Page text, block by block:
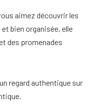
aimez découvrir les
bien organisée, elle
des promenades
regard authentique sur